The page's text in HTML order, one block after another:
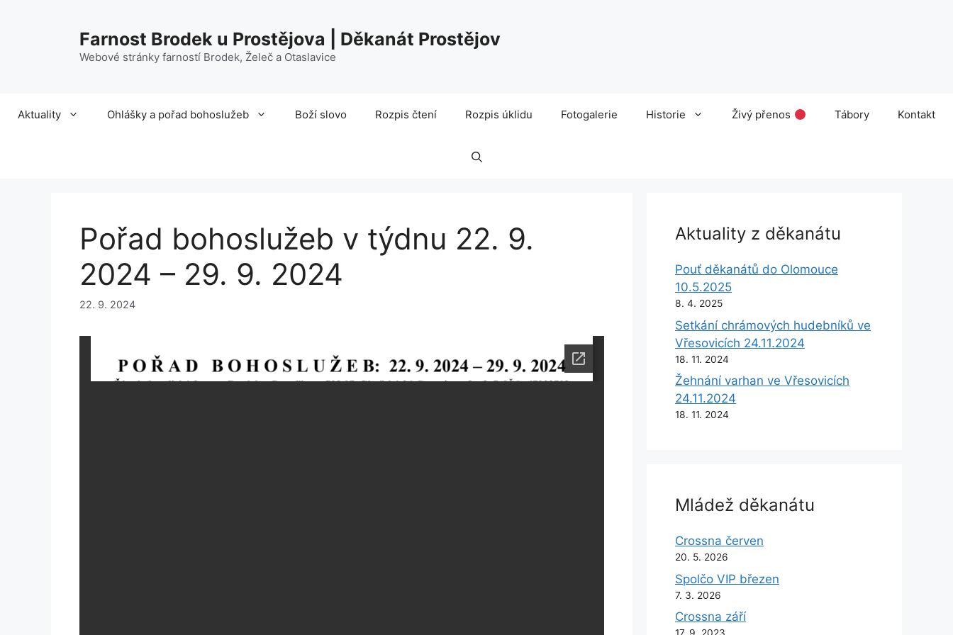
Farnost Brodek u Prostějova | Děkanát Prostějov
Webové stránky farností Brodek, Želeč a Otaslavice
Aktuality Ohlášky a pořad bohoslužeb Boží slovo Rozpis čtení Rozpis úklidu Fotogalerie Historie Živý přenos Tábory Kontakt
Pořad bohoslužeb v týdnu 22. 9.
2024 – 29. 9. 2024
22. 9. 2024
Aktuality z děkanátu
Pouť děkanátů do Olomouce
10.5.2025
8. 4. 2025
Setkání chrámových hudebníků ve
Vřesovicích 24.11.2024
18. 11. 2024
Žehnání varhan ve Vřesovicích
24.11.2024
18. 11. 2024
Mládež děkanátu
Crossna červen
20. 5. 2026
Spolčo VIP březen
7. 3. 2026
Crossna září